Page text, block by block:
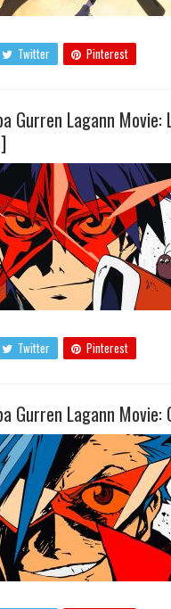
Twitter Pinterest
Gurren Lagann
Twitter Pinterest
Gurren Lagann